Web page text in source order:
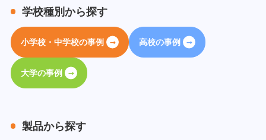
学校種別から探す
小学校・中学校の事例 高校の事例
大学の事例
製品から探す